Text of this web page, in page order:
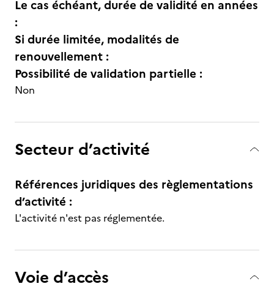
Le cas échéant, durée de validité en années
:
Si durée limitée, modalités de
renouvellement :
Possibilité de validation partielle :
Non
Secteur d’activité
Références juridiques des règlementations
d’activité :
L'activité n'est pas réglementée.
Voie d’accès